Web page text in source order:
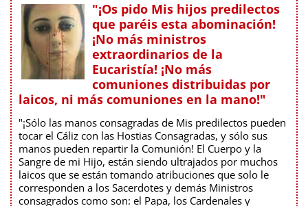
"¡Os pido Mis hijos predilectos
que paréis esta abominación!
¡No más ministros
extraordinarios de la
Eucaristía! ¡No más
comuniones distribuidas por
laicos, ni más comuniones en la mano!"
"¡Sólo las manos consagradas de Mis predilectos pueden
tocar el Cáliz con las Hostias Consagradas, y sólo sus
manos pueden repartir la Comunión! El Cuerpo y la
Sangre de mi Hijo, están siendo ultrajados por muchos
laicos que se están tomando atribuciones que solo le
corresponden a los Sacerdotes y demás Ministros
consagrados como son: el Papa, los Cardenales y